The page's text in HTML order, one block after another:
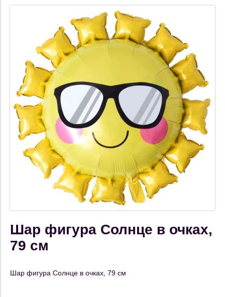
Шар фигура Солнце в очках,
79 см
Шар фигура Солнце в очках, 79 см